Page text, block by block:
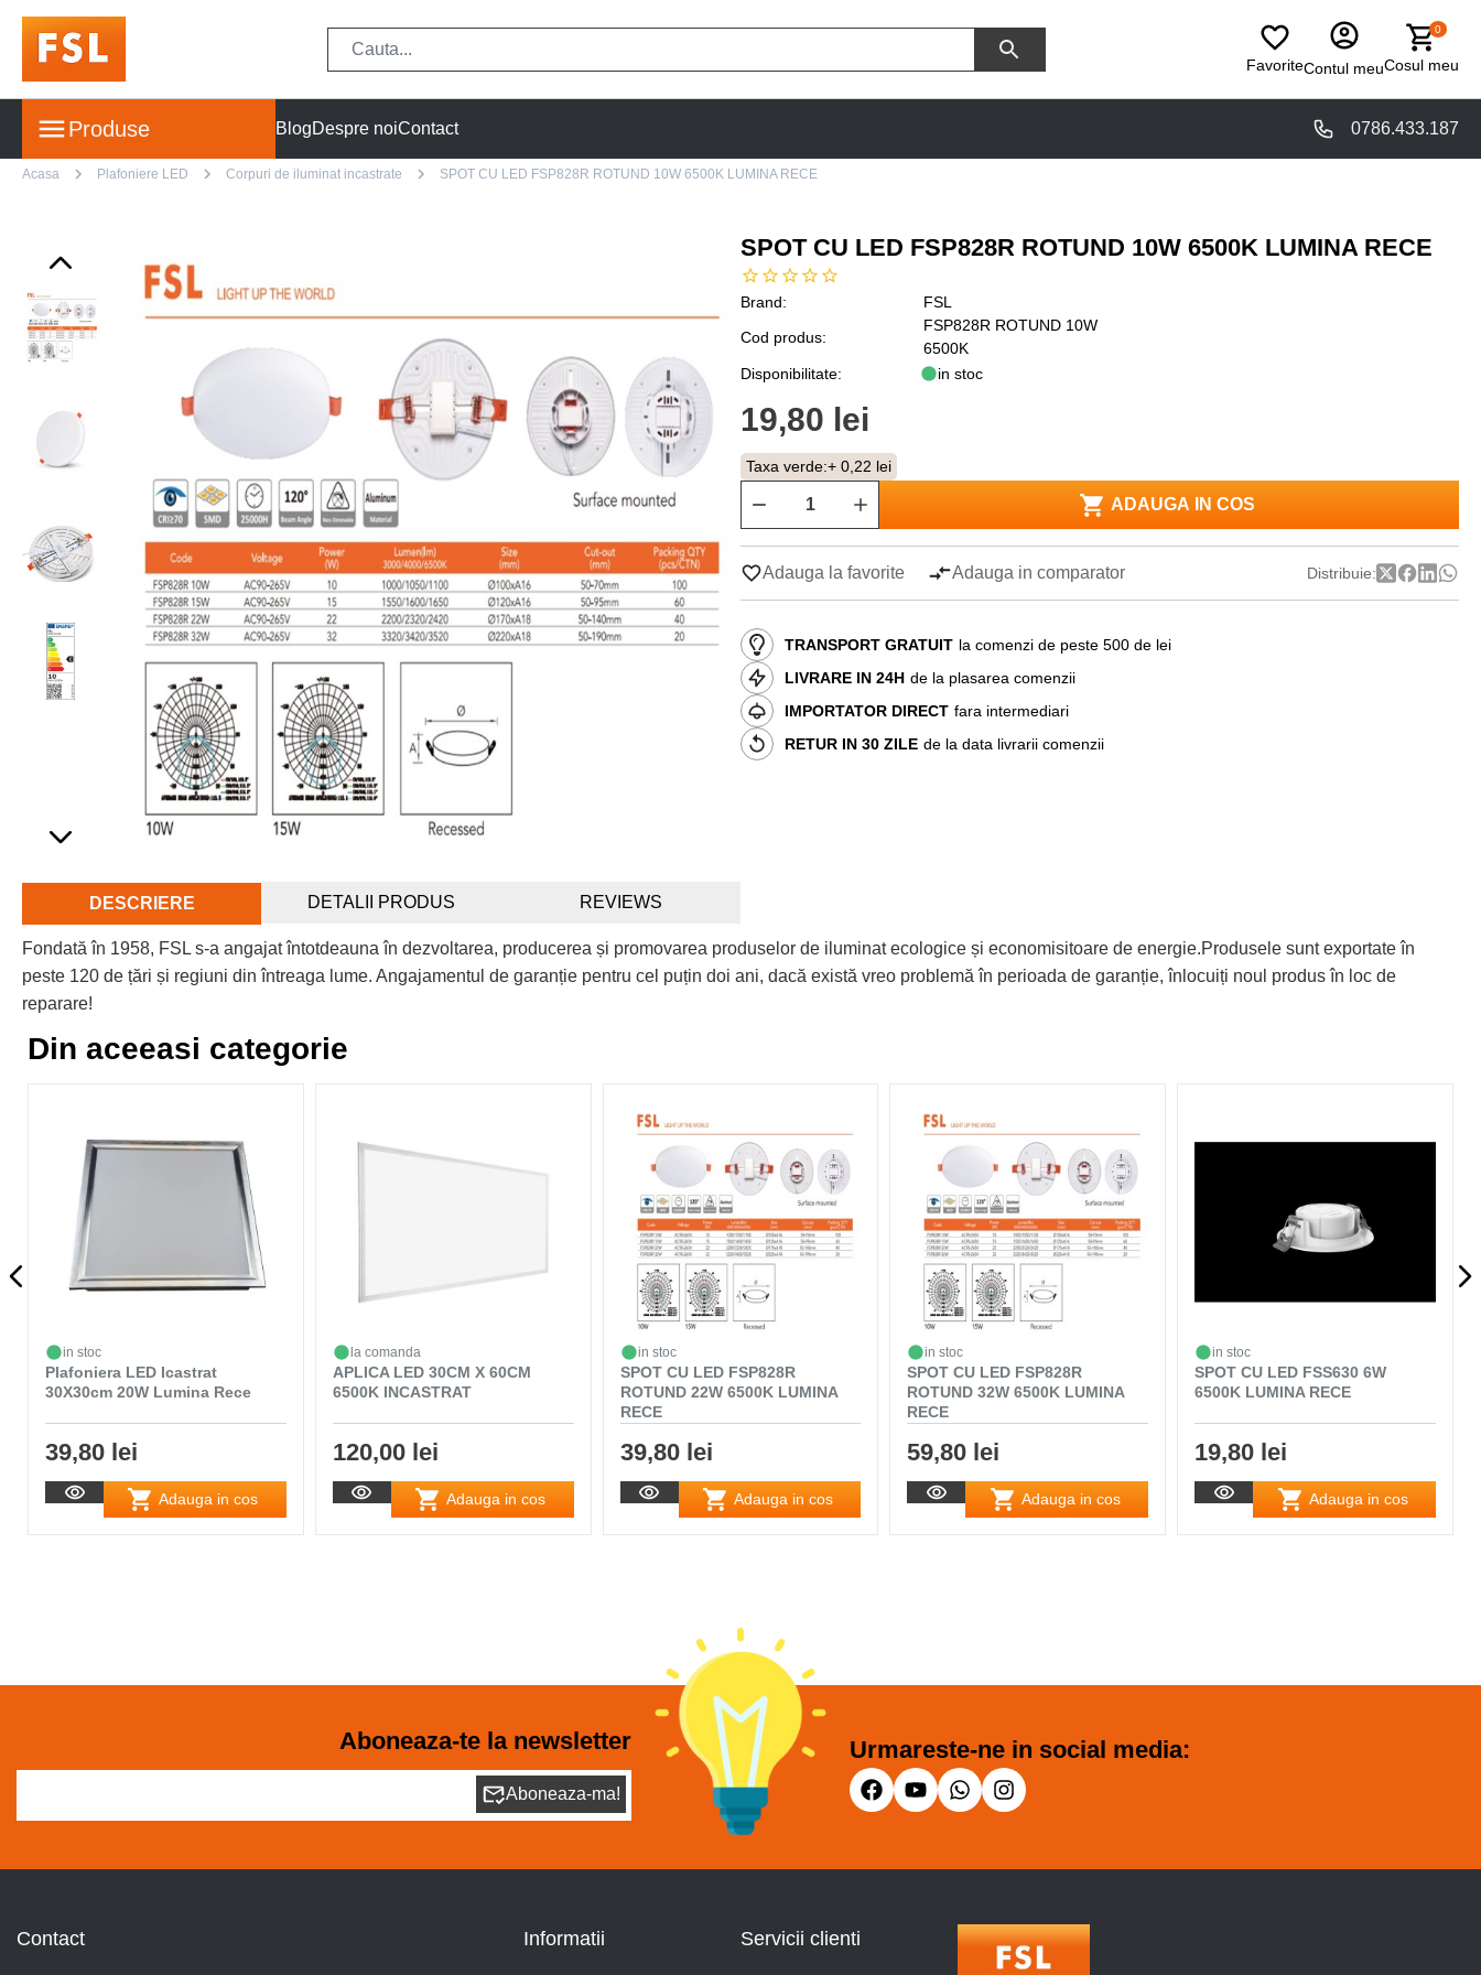
FavoriteContul meu
0
Cosul meu
Produse BlogDespre noiContact 0786.433.187
Acasa Plafoniere LED Corpuri de iluminat incastrate SPOT CU LED FSP828R ROTUND 10W 6500K LUMINA RECE
SPOT CU LED FSP828R ROTUND 10W 6500K LUMINA RECE
Brand:
FSL
Cod produs:
FSP828R ROTUND 10W
6500K
Disponibilitate:
in stoc
19,80 lei
Taxa verde:+ 0,22 lei
ADAUGA IN COS
Adauga la favorite Adauga in comparator Distribuie:
TRANSPORT GRATUIT la comenzi de peste 500 de lei
LIVRARE IN 24H de la plasarea comenzii
IMPORTATOR DIRECT fara intermediari
RETUR IN 30 ZILE de la data livrarii comenzii
DESCRIERE DETALII PRODUS REVIEWS
Fondată în 1958, FSL s-a angajat întotdeauna în dezvoltarea, producerea și promovarea produselor de iluminat ecologice și economisitoare de energie.Produsele sunt exportate în
peste 120 de țări și regiuni din întreaga lume. Angajamentul de garanție pentru cel puțin doi ani, dacă există vreo problemă în perioada de garanție, înlocuiți noul produs în loc de
reparare!
Din aceeasi categorie
in stoc
Plafoniera LED Icastrat
30X30cm 20W Lumina Rece
39,80 lei
Adauga in cos
la comanda
APLICA LED 30CM X 60CM
6500K INCASTRAT
120,00 lei
Adauga in cos
in stoc
SPOT CU LED FSP828R
ROTUND 22W 6500K LUMINA
RECE
39,80 lei
Adauga in cos
in stoc
SPOT CU LED FSP828R
ROTUND 32W 6500K LUMINA
RECE
59,80 lei
Adauga in cos
in stoc
SPOT CU LED FSS630 6W
6500K LUMINA RECE
19,80 lei
Adauga in cos
Aboneaza-te la newsletter
Aboneaza-ma!
Urmareste-ne in social media:
Contact Informatii Servicii clienti